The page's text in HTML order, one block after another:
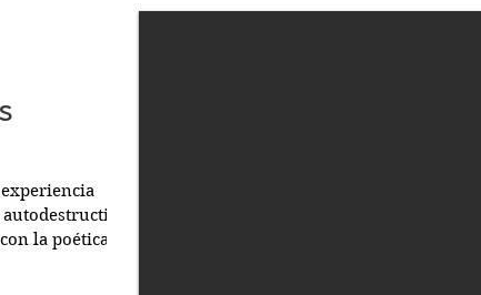
algunos
los papeles
el autor o
la poética